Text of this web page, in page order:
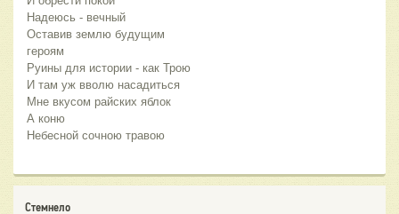
Надеюсь - вечный
Оставив землю будущим
героям
Руины для истории - как Трою
И там уж вволю насадиться
Мне вкусом райских яблок
А коню
Небесной сочною травою
Стемнело